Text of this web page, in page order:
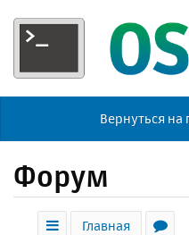
Вернуться на
Форум
Главная